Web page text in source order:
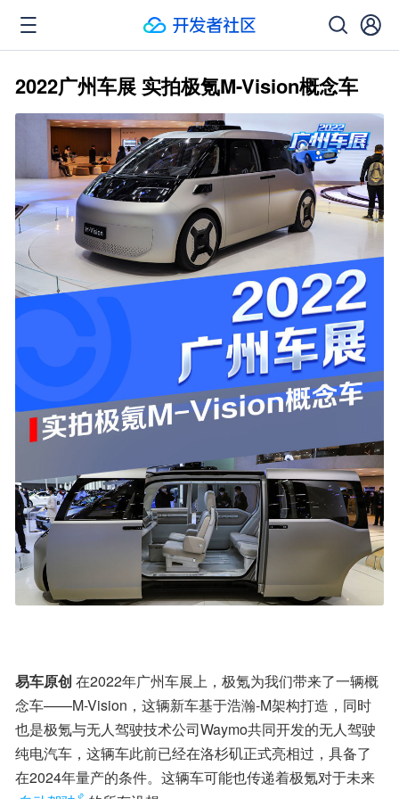
2022广州车展 实拍极氪M-Vision概念车
易车原创 在2022年广州车展上，极氪为我们带来了一辆概
念车——M-Vision，这辆新车基于浩瀚-M架构打造，同时
也是极氪与无人驾驶技术公司Waymo共同开发的无人驾驶
纯电汽车，这辆车此前已经在洛杉矶正式亮相过，具备了
在2024年量产的条件。这辆车可能也传递着极氪对于未来